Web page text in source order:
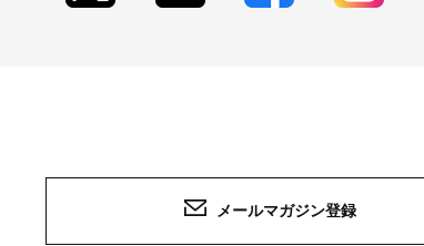
メールマガジン登録